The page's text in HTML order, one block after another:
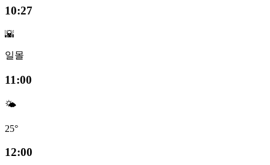
10:27
🌇
일몰
11:00
🌤️
25°
12:00